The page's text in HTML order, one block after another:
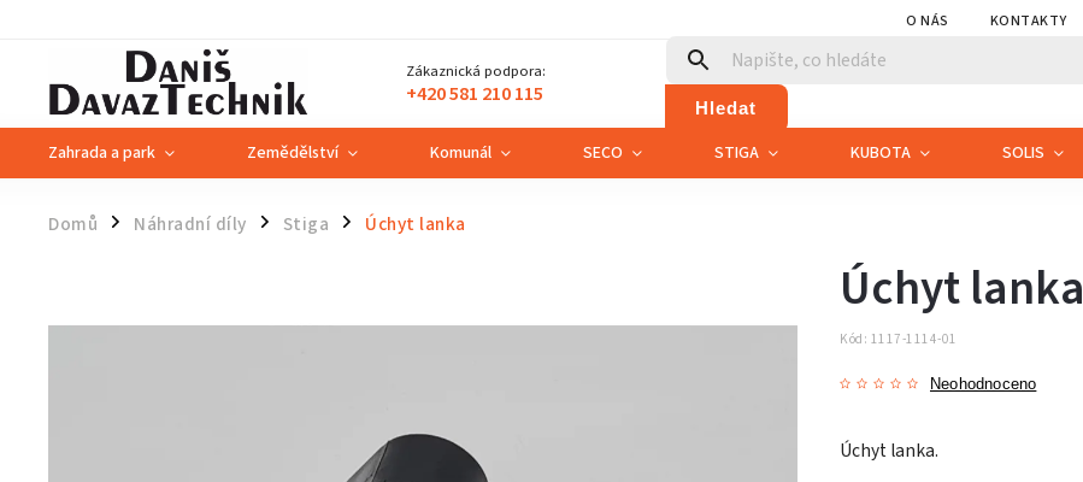
O NÁS KONTAKTY
Zákaznická podpora:
+420 581 210 115 Hledat
Zahrada a park Zemědělství Komunál SECO STIGA KUBOTA SOLIS
Domů / Náhradní díly / Stiga / Úchyt lanka
Úchyt lanka
Kód: 1117-1114-01
Neohodnoceno
Úchyt lanka.